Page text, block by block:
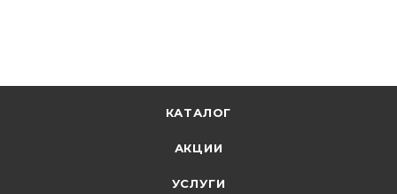
КАТАЛОГ
АКЦИИ
УСЛУГИ